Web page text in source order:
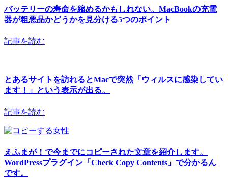
バッテリーの寿命を縮めるかもしれない。MacBookの充電
器が粗悪品かどうかを見分ける5つのポイント
記事を読む
とあるサイトを訪れるとMacで突然「ウィルスに感染してい
ます！」という表示が出る。
記事を読む
えふまが！で今までにコピーされた文章を紹介します。
WordPressプラグイン「Check Copy Contents」で分かるん
です。